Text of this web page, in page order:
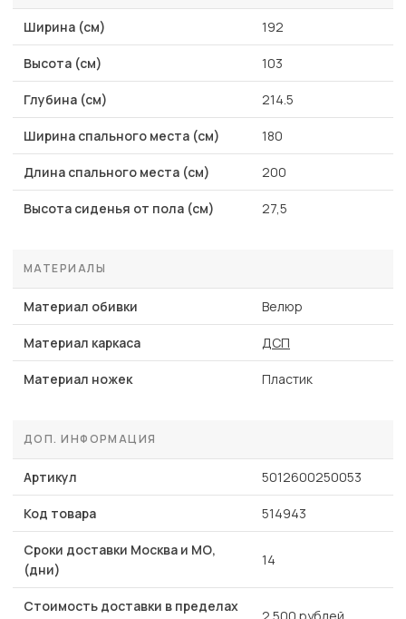
Ширина (см) 192
Высота (см) 103
Глубина (см) 214.5
Ширина спального места (см) 180
Длина спального места (см) 200
Высота сиденья от пола (см) 27,5
МАТЕРИАЛЫ
Материал обивки Велюр
Материал каркаса ДСП
Материал ножек Пластик
ДОП. ИНФОРМАЦИЯ
Артикул 5012600250053
Код товара 514943
Сроки доставки Москва и МО,
(дни)
14
Стоимость доставки в пределах